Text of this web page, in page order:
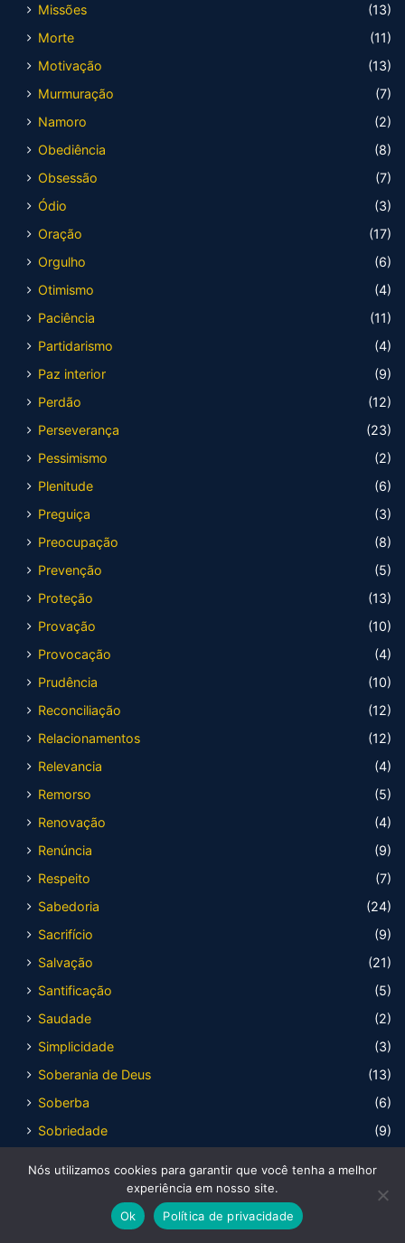
Missões
(13)
Morte
(11)
Motivação
(13)
Murmuração
(7)
Namoro
(2)
Obediência
(8)
Obsessão
(7)
Ódio
(3)
Oração
(17)
Orgulho
(6)
Otimismo
(4)
Paciência
(11)
Partidarismo
(4)
Paz interior
(9)
Perdão
(12)
Perseverança
(23)
Pessimismo
(2)
Plenitude
(6)
Preguiça
(3)
Preocupação
(8)
Prevenção
(5)
Proteção
(13)
Provação
(10)
Provocação
(4)
Prudência
(10)
Reconciliação
(12)
Relacionamentos
(12)
Relevancia
(4)
Remorso
(5)
Renovação
(4)
Renúncia
(9)
Respeito
(7)
Sabedoria
(24)
Sacrifício
(9)
Salvação
(21)
Santificação
(5)
Saudade
(2)
Simplicidade
(3)
Soberania de Deus
(13)
Soberba
(6)
Sobriedade
(9)
Nós utilizamos cookies para garantir que você tenha a melhor
experiência em nosso site.
Ok
Política de privacidade